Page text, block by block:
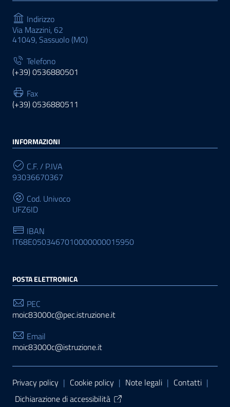
Indirizzo
Via Mazzini, 62
41049, Sassuolo (MO)
Telefono
(+39) 0536880501
Fax
(+39) 0536880511
INFORMAZIONI
C.F. / P.IVA
93036670367
Cod. Univoco
UFZ6ID
IBAN
IT68E0503467010000000015950
POSTA ELETTRONICA
PEC
moic83000c@pec.istruzione.it
Email
moic83000c@istruzione.it
Sezione Link Utili
Privacy policy | Cookie policy | Note legali | Contatti |
Dichiarazione di accessibilità